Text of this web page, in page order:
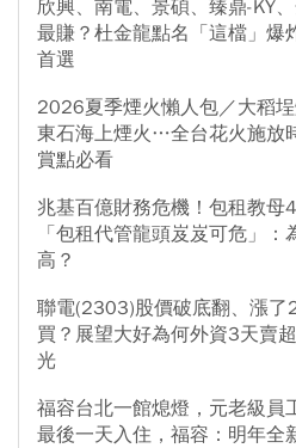
欣興、南電、景碩、臻鼎-KY
最賺？杜金龍點名「這檔」爆
首選
2026夏季煙火懶人包／大稻埕
東石海上煙火…全台花火施放
賞點必看
兆基百億財務危機！包租教母
「包租代管龍頭岌岌可危」
高？
聯電(2303)股價破底翻、漲
買？展望大好為何外資3天賣
光
福容台北一館熄燈，元老級
最後一天入住，福容：明年全